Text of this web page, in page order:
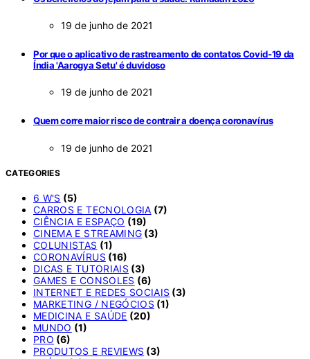
19 de junho de 2021
Por que o aplicativo de rastreamento de contatos Covid-19 da
Índia 'Aarogya Setu' é duvidoso
19 de junho de 2021
Quem corre maior risco de contrair a doença coronavírus
19 de junho de 2021
CATEGORIES
6 W'S (5)
CARROS E TECNOLOGIA (7)
CIÊNCIA E ESPAÇO (19)
CINEMA E STREAMING (3)
COLUNISTAS (1)
CORONAVÍRUS (16)
DICAS E TUTORIAIS (3)
GAMES E CONSOLES (6)
INTERNET E REDES SOCIAIS (3)
MARKETING / NEGÓCIOS (1)
MEDICINA E SAÚDE (20)
MUNDO (1)
PRO (6)
PRODUTOS E REVIEWS (3)